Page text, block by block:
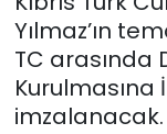
Yılmaz’ın
TC arasında
Kurulmasına
imzalanacak.
Güncel
Gündem